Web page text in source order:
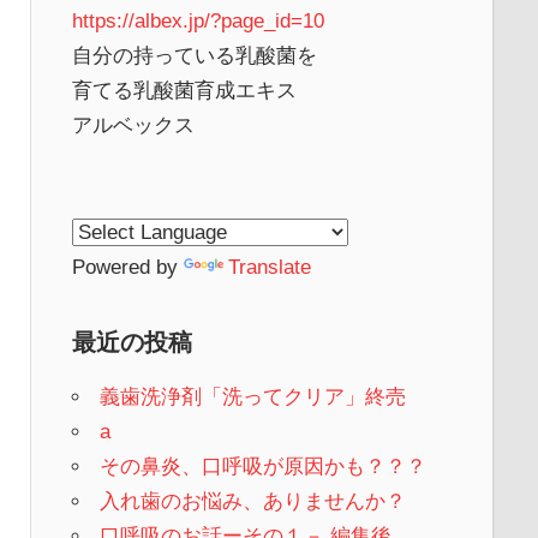
https://albex.jp/?page_id=10
自分の持っている乳酸菌を
育てる乳酸菌育成エキス
アルベックス
Powered by Translate
最近の投稿
義歯洗浄剤「洗ってクリア」終売
a
その鼻炎、口呼吸が原因かも？？？
入れ歯のお悩み、ありませんか？